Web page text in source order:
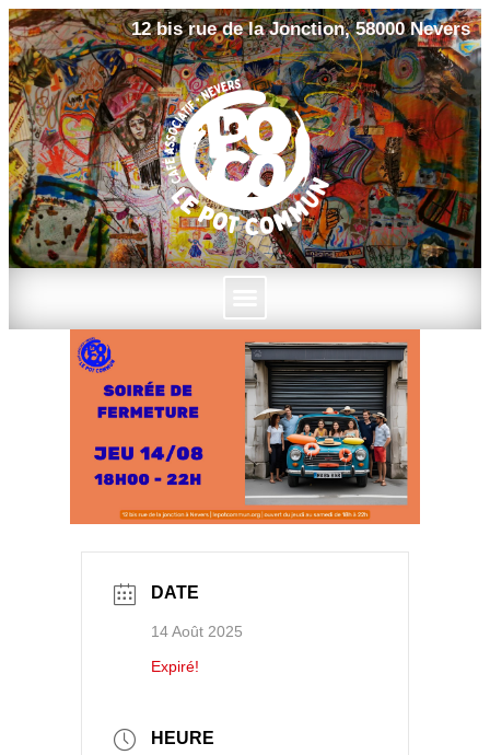
12 bis rue de la Jonction, 58000 Nevers
DATE
14 Août 2025
Expiré!
HEURE